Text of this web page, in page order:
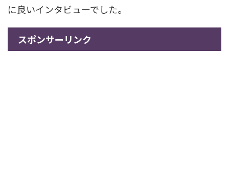
に良いインタビューでした。
スポンサーリンク